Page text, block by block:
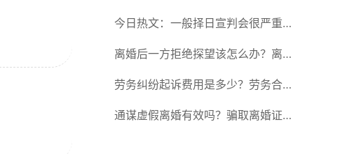
需要坐牢吗？
今日热文：一般择日宣判会很严重
吗？择日宣判会提前通知吗？
离婚后一方拒绝探望该怎么办？离婚
拒绝探视会怎么样？ 当前简讯
劳务纠纷起诉费用是多少？劳务合同
纠纷的诉讼费由谁承担？
通谋虚假离婚有效吗？骗取离婚证是